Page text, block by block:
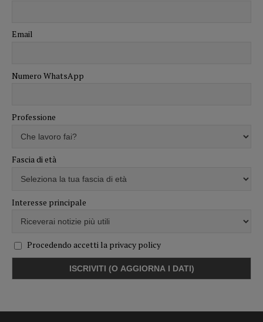
Email
Numero WhatsApp
Professione
Fascia di età
Interesse principale
Procedendo accetti la privacy policy